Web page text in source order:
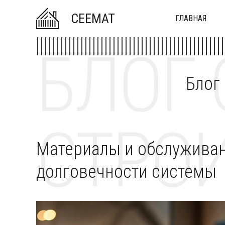
CEEMAT ГЛАВНАЯ
БЛОГ
Материалы и
долговечности системы